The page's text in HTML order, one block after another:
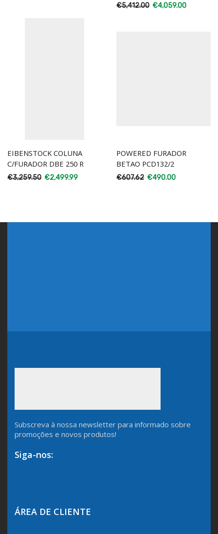
€5,412.00 €4,059.00
EIBENSTOCK COLUNA
C/FURADOR DBE 250 R
€3,259.50 €2,499.99
POWERED FURADOR
BETAO PCD132/2
€607.62 €490.00
Subscreva à nossa newsletter para informado sobre
promoções e novos produtos!
Siga-nos:
ÁREA DE CLIENTE